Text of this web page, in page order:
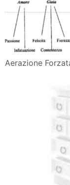
Aerazione